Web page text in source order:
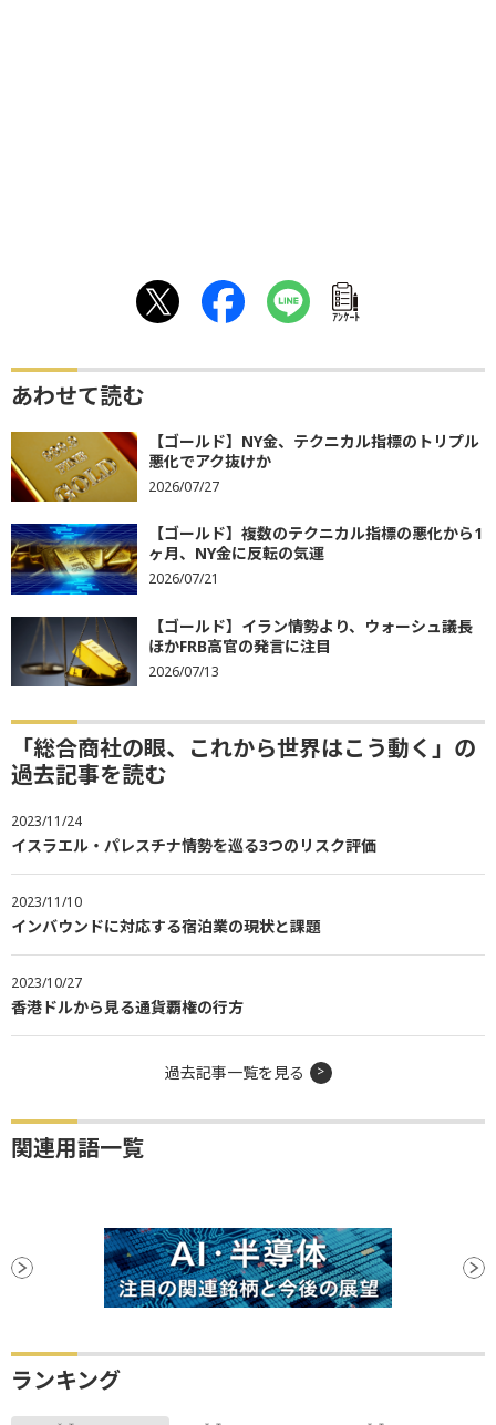
ｱﾝｹｰﾄ
あわせて読む
【ゴールド】NY金、テクニカル指標のトリプル
悪化でアク抜けか
2026/07/27
【ゴールド】複数のテクニカル指標の悪化から1
ヶ月、NY金に反転の気運
2026/07/21
【ゴールド】イラン情勢より、ウォーシュ議長
ほかFRB高官の発言に注目
2026/07/13
「総合商社の眼、これから世界はこう動く」の
過去記事を読む
2023/11/24
イスラエル・パレスチナ情勢を巡る3つのリスク評価
2023/11/10
インバウンドに対応する宿泊業の現状と課題
2023/10/27
香港ドルから見る通貨覇権の行方
過去記事一覧を見る
関連用語一覧
ランキング